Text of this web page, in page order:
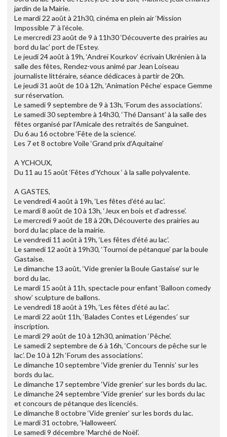
jardin de la Mairie.
Le mardi 22 août à 21h30, cinéma en plein air ‘Mission
Impossible 7’ à l’école.
Le mercredi 23 août de 9 à 11h30 ‘Découverte des prairies au
bord du lac’ port de l’Estey.
Le jeudi 24 août à 19h, ‘Andreï Kourkov’ écrivain Ukrénien à la
salle des fêtes, Rendez-vous animé par Jean Loiseau
journaliste littéraire, séance dédicaces à partir de 20h.
Le jeudi 31 août de 10 à 12h, ‘Animation Pêche’ espace Gemme
sur réservation.
Le samedi 9 septembre de 9 à 13h, ‘Forum des associations’.
Le samedi 30 septembre à 14h30, ‘Thé Dansant’ à la salle des
fêtes organisé par l’Amicale des retraités de Sanguinet.
Du 6 au 16 octobre ‘Fête de la science’.
Les 7 et 8 octobre Voile ‘Grand prix d’Aquitaine’
A YCHOUX,
Du 11 au 15 août ‘Fêtes d’Ychoux ‘ à la salle polyvalente.
A GASTES,
Le vendredi 4 août à 19h, ‘Les fêtes d’été au lac’.
Le mardi 8 août de 10 à 13h, ‘Jeux en bois et d’adresse’.
Le mercredi 9 août de 18 à 20h, Découverte des prairies au
bord du lac place de la mairie.
Le vendredi 11 août à 19h, ‘Les fêtes d’été au lac’.
Le samedi 12 août à 19h30, ‘Tournoi de pétanque’ par la boule
Gastaise.
Le dimanche 13 août, ‘Vide grenier la Boule Gastaise’ sur le
bord du lac.
Le mardi 15 août à 11h, spectacle pour enfant ‘Balloon comedy
show’ sculpture de ballons.
Le vendredi 18 août à 19h, ‘Les fêtes d’été au lac’.
Le mardi 22 août 11h, ‘Balades Contes et Légendes’ sur
inscription.
Le mardi 29 août de 10 à 12h30, animation ‘Pêche’.
Le samedi 2 septembre de 6 à 16h, ‘Concours de pêche sur le
lac’. De 10 à 12h ‘Forum des associations’.
Le dimanche 10 septembre ‘Vide grenier du Tennis’ sur les
bords du lac.
Le dimanche 17 septembre ‘Vide grenier’ sur les bords du lac.
Le dimanche 24 septembre ‘Vide grenier’ sur les bords du lac
et concours de pétanque des licenciés.
Le dimanche 8 octobre ‘Vide grenier’ sur les bords du lac.
Le mardi 31 octobre, ‘Halloween’.
Le samedi 9 décembre ‘Marché de Noël’.